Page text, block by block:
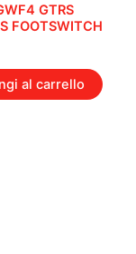
GTRS
FOOTSWITCH
al carrello